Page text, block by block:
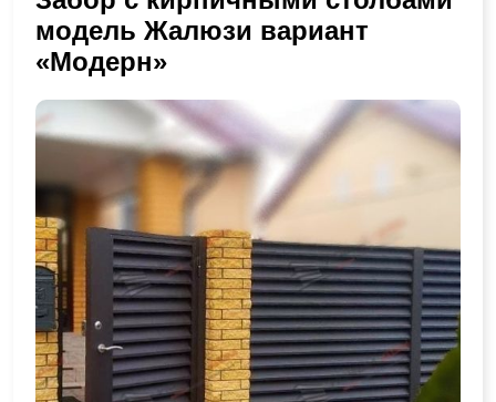
модель Жалюзи вариант
«Модерн»